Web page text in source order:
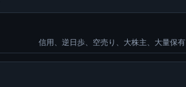
信用、逆日歩、空売り、大株主、大量保有